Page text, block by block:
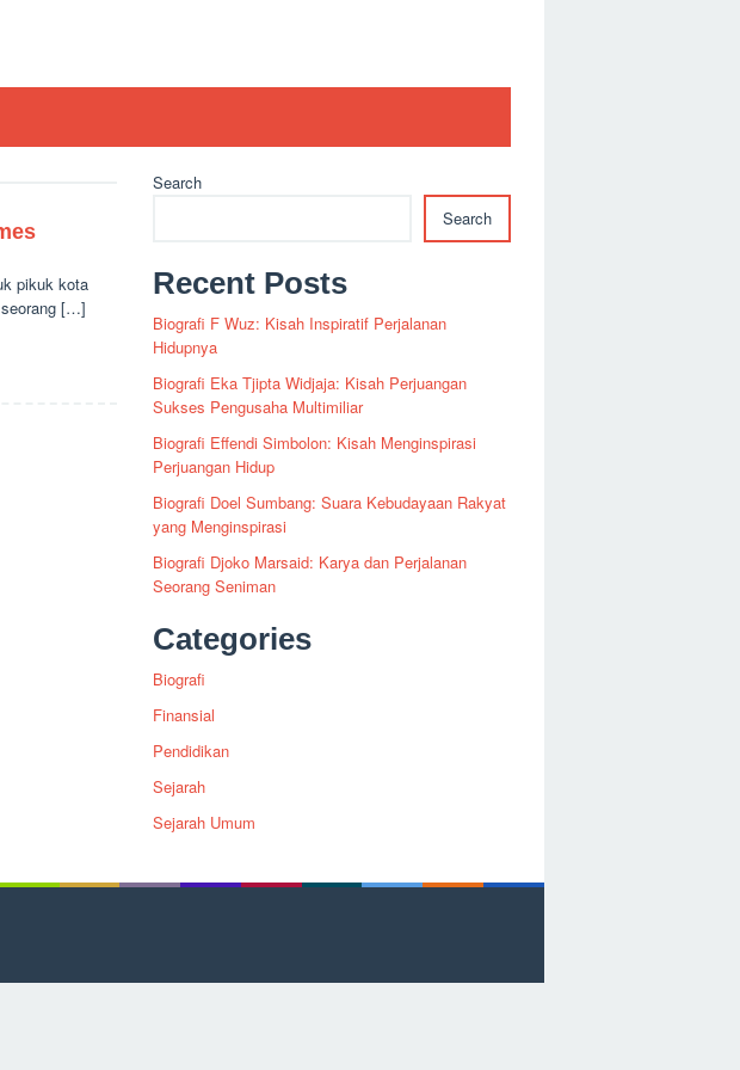
pikuk kota
seorang […]
Search
Search
Recent Posts
Biografi F Wuz: Kisah Inspiratif Perjalanan
Hidupnya
Biografi Eka Tjipta Widjaja: Kisah Perjuangan
Sukses Pengusaha Multimiliar
Biografi Effendi Simbolon: Kisah Menginspirasi
Perjuangan Hidup
Biografi Doel Sumbang: Suara Kebudayaan Rakyat
yang Menginspirasi
Biografi Djoko Marsaid: Karya dan Perjalanan
Seorang Seniman
Categories
Biografi
Finansial
Pendidikan
Sejarah
Sejarah Umum